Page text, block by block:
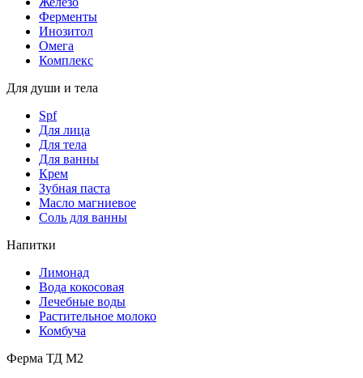
Ферменты
Инозитол
Омега
Комплекс
Для души и тела
Spf
Для лица
Для тела
Для ванны
Крем
Зубная паста
Масло магниевое
Соль для ванны
Напитки
Лимонад
Вода кокосовая
Лечебные воды
Растительное молоко
Комбуча
Ферма ТД М2